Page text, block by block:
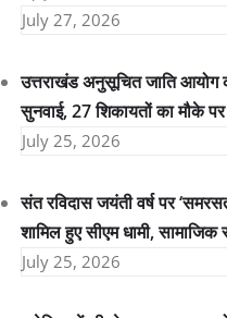
July 27, 2026
उत्तराखंड अनुसूचित जाति आयोग
सुनवाई, 27 शिकायतों का मौके पर
July 25, 2026
संत रविदास जयंती वर्ष पर
शामिल हुए सीएम धामी,
July 25, 2026